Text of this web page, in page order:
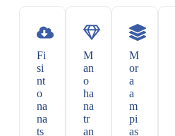
Fi
si
nt
o
na
na
ts
M
an
o
ha
na
tr
an
M
or
a
a
m
pi
as